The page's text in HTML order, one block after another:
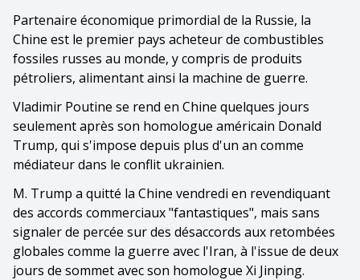
Partenaire économique primordial de la Russie, la
Chine est le premier pays acheteur de combustibles
fossiles russes au monde, y compris de produits
pétroliers, alimentant ainsi la machine de guerre.
Vladimir Poutine se rend en Chine quelques jours
seulement après son homologue américain Donald
Trump, qui s'impose depuis plus d'un an comme
médiateur dans le conflit ukrainien.
M. Trump a quitté la Chine vendredi en revendiquant
des accords commerciaux "fantastiques", mais sans
signaler de percée sur des désaccords aux retombées
globales comme la guerre avec l'Iran, à l'issue de deux
jours de sommet avec son homologue Xi Jinping.